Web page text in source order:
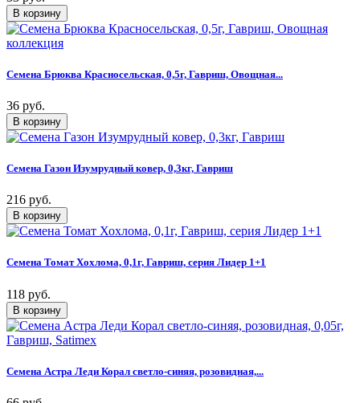
Семена Брюква Красносельская, 0,5г, Гавриш, Овощная...
36 руб.
Семена Газон Изумрудный ковер, 0,3кг, Гавриш
216 руб.
Семена Томат Хохлома, 0,1г, Гавриш, серия Лидер 1+1
118 руб.
Семена Астра Леди Корал светло-синяя, розовидная,...